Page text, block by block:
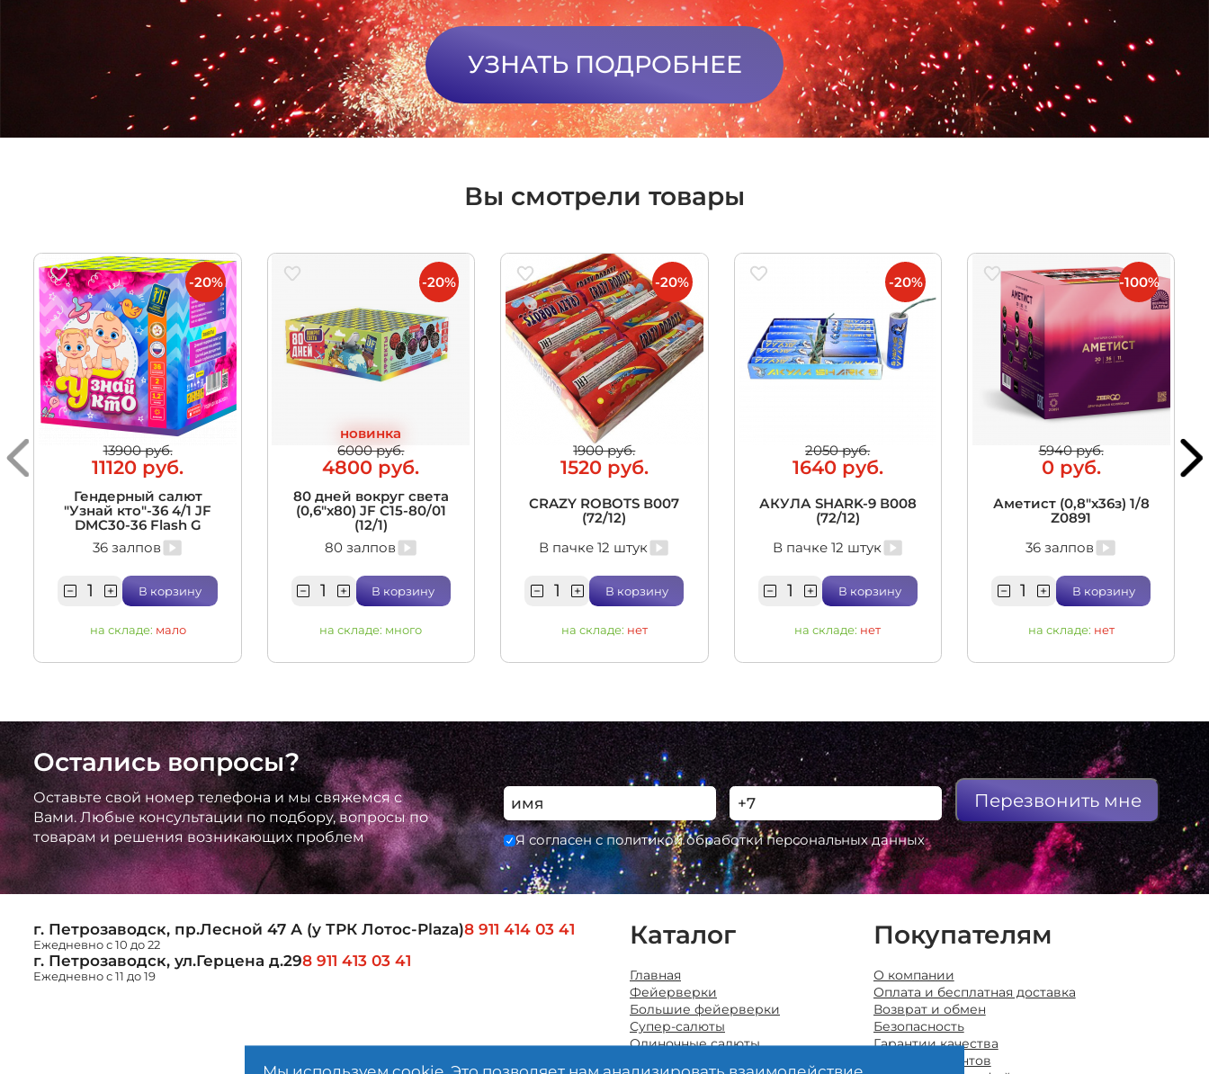
УЗНАТЬ ПОДРОБНЕЕ
Вы смотрели товары
13900 руб.
11120 руб.
Гендерный салют
"Узнай кто"-36 4/1 JF
DMC30-36 Flash G
36 залпов
В корзину
на складе: мало
-20%
новинка
6000 руб.
4800 руб.
80 дней вокруг света
(0,6"х80) JF C15-80/01
(12/1)
80 залпов
В корзину
на складе: много
-20%
1900 руб.
1520 руб.
CRAZY ROBOTS В007
(72/12)
В пачке 12 штук
В корзину
на складе: нет
-20%
2050 руб.
1640 руб.
АКУЛА SHARK-9 В008
(72/12)
В пачке 12 штук
В корзину
на складе: нет
-20%
5940 руб.
0 руб.
Аметист (0,8"х36з) 1/8
Z0891
36 залпов
В корзину
на складе: нет
-100%
Остались вопросы?
Оставьте свой номер телефона и мы свяжемся с
Вами. Любые консультации по подбору, вопросы по
товарам и решения возникающих проблем
Перезвонить мне
Я согласен с политикой обработки персональных данных
г. Петрозаводск, пр.Лесной 47 А (у ТРК Лотос-Plaza)8 911 414 03 41
Ежедневно с 10 до 22
г. Петрозаводск, ул.Герцена д.298 911 413 03 41
Ежедневно с 11 до 19
Каталог
Главная
Фейерверки
Большие фейерверки
Супер-салюты
Одиночные салюты
Покупателям
О компании
Оплата и бесплатная доставка
Возврат и обмен
Безопасность
Гарантии качества
Отзывы клиентов